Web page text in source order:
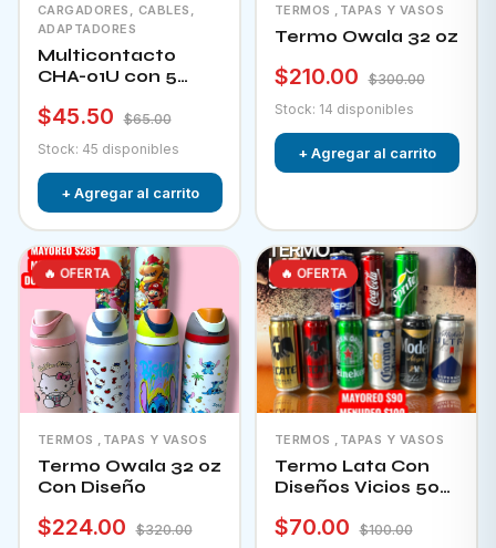
CARGADORES, CABLES,
ADAPTADORES
Multicontacto
CHA-01U con 5
puertos usb e
$45.50
$65.00
Stock: 45 disponibles
+ Agregar al carrito
TERMOS ,TAPAS Y VASOS
Termo Owala 32 oz
$210.00
$300.00
Stock: 14 disponibles
+ Agregar al carrito
🔥 OFERTA
TERMOS ,TAPAS Y VASOS
Termo Owala 32 oz
Con Diseño
$224.00
$320.00
🔥 OFERTA
TERMOS ,TAPAS Y VASOS
Termo Lata Con
Diseños Vicios 500
$70.00
$100.00